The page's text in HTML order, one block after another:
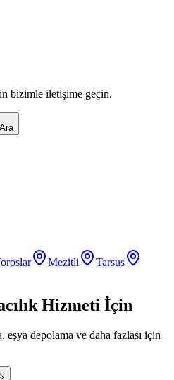
bizimle iletişime geçin.
Mezitli
Tarsus
Hizmeti İçin
eşya depolama ve daha fazlası için